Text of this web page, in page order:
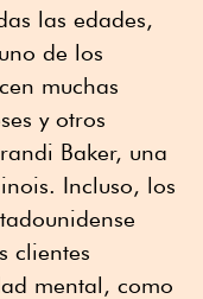
las edades,
de los
muchas
y otros
Baker, una
Incluso, los
clientes
mental, como